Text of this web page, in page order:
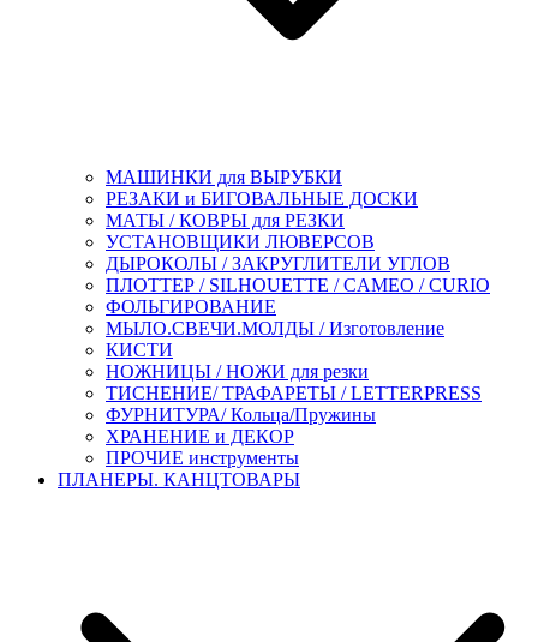
МАШИНКИ для ВЫРУБКИ
РЕЗАКИ и БИГОВАЛЬНЫЕ ДОСКИ
МАТЫ / КОВРЫ для РЕЗКИ
УСТАНОВЩИКИ ЛЮВЕРСОВ
ДЫРОКОЛЫ / ЗАКРУГЛИТЕЛИ УГЛОВ
ПЛОТТЕР / SILHOUETTE / CAMEO / CURIO
ФОЛЬГИРОВАНИЕ
МЫЛО.СВЕЧИ.МОЛДЫ / Изготовление
КИСТИ
НОЖНИЦЫ / НОЖИ для резки
ТИСНЕНИЕ/ ТРАФАРЕТЫ / LETTERPRESS
ФУРНИТУРА/ Кольца/Пружины
ХРАНЕНИЕ и ДЕКОР
ПРОЧИЕ инструменты
ПЛАНЕРЫ. КАНЦТОВАРЫ